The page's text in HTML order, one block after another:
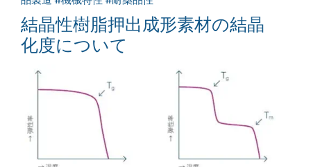
結晶性樹脂押出成形素材の結晶
化度について